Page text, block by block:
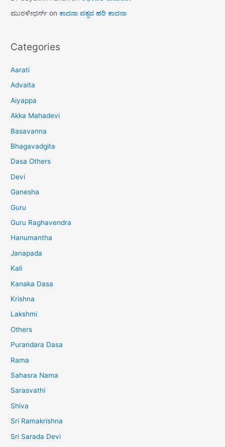
ಮುರಳೀಧರ್ಸ್ onಕಾದನಾ ವತ್ಸವ ಹರಿ ಕಾದನಾ
Categories
Aarati
Advaita
Aiyappa
Akka Mahadevi
Basavanna
Bhagavadgita
Dasa Others
Devi
Ganesha
Guru
Guru Raghavendra
Hanumantha
Janapada
Kali
Kanaka Dasa
Krishna
Lakshmi
Others
Purandara Dasa
Rama
Sahasra Nama
Sarasvathi
Shiva
Sri Ramakrishna
Sri Sarada Devi